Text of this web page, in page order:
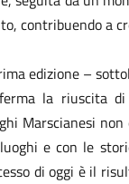
contribuendo a
edizione –
la riuscita
Marscianesi
e con le
di oggi è il